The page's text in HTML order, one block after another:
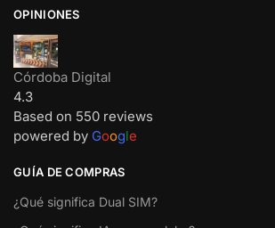
OPINIONES
Córdoba Digital
4.3
Based on 550 reviews
powered by Google
GUÍA DE COMPRAS
¿Qué significa Dual SIM?